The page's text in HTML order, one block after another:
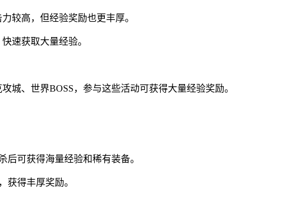
较高，但经验奖励也更丰厚。
速获取大量经验。
城、世界BOSS，参与这些活动可获得大量经验奖励。
后可获得海量经验和稀有装备。
获得丰厚奖励。